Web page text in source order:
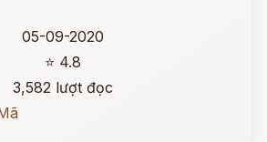
05-09-2020
⭐ 4.8
3,582 lượt đọc